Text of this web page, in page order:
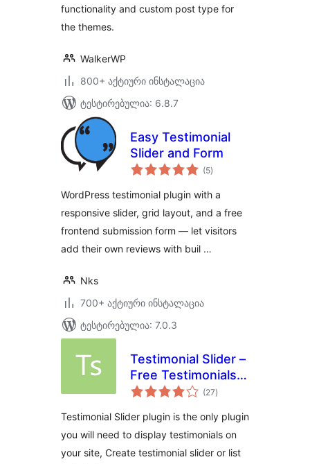
functionality and custom post type for
the themes.
WalkerWP
800+ აქტიური ინსტალაცია
ტესტირებულია: 6.8.7
Easy Testimonial
Slider and Form
(5საერთო
რეიტინგი
)
WordPress testimonial plugin with a
responsive slider, grid layout, and a free
frontend submission form — let visitors
add their own reviews with buil …
Nks
700+ აქტიური ინსტალაცია
ტესტირებულია: 7.0.3
Testimonial Slider –
Free Testimonials
Slider Plugin(27საერთო
რეიტინგი
)
Testimonial Slider plugin is the only plugin
you will need to display testimonials on
your site, Create testimonial slider or list